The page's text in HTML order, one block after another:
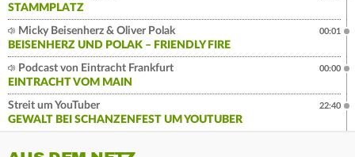
STAMMPLATZ
Micky Beisenherz & Oliver Polak
BEISENHERZ UND POLAK – FRIENDLY FIRE
00:01
Podcast von Eintracht Frankfurt
EINTRACHT VOM MAIN
00:00
Streit um YouTuber
GEWALT BEI SCHANZENFEST UM YOUTUBER
22:40